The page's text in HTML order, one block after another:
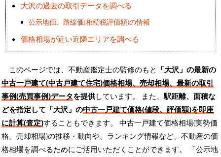
大沢の過去の取引データを調べる
公示地価、路線価(相続税評価額)の情報
価格相場が近い近隣エリアを調べる
このページでは、不動産鑑定士の監修のもと 「大沢」の最新の
中古一戸建て(中古戸建て住宅)価格相場、売却相場、最新の取引
事例(売買事例)データを提供しています。 また、駅距離、面積な
どを指定して「大沢」の中古一戸建て価格(値段、評価額)を即座
に計算(査定)することもできます。 中古一戸建て価格相場(実勢価
格、売却相場)の推移・動向や、ランキング情報など、不動産の価
格相場を調べるためにご活用いただくことができます。
「公示地